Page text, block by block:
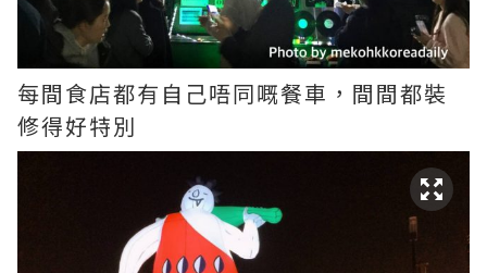
每間食店都有自己唔同嘅餐車，間間都裝
修得好特別